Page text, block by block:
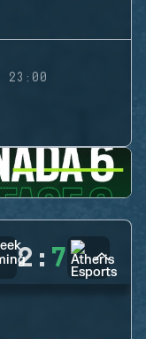
23:00
2 : 7